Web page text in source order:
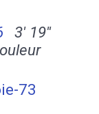
3' 19''
73